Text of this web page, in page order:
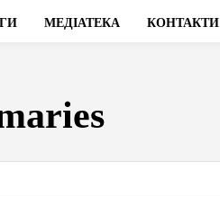
МЕДІАТЕКА КОНТАКТИ